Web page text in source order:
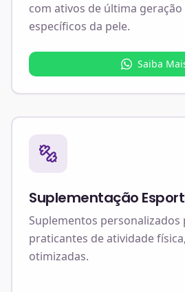
com ativos de última
específicos da pele.
Saiba
Suplementação
Suplementos personalizados
praticantes de atividade
otimizadas.